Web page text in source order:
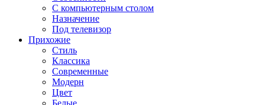
С компьютерным столом
Назначение
Под телевизор
Прихожие
Стиль
Классика
Современные
Модерн
Цвет
Белые